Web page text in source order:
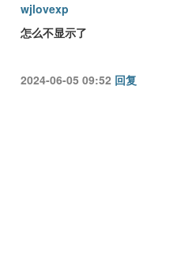
wjlovexp
怎么不显示了
2024-06-05 09:52 回复